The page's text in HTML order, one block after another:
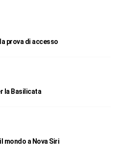
prova di accesso
la Basilicata
mondo a Nova Siri